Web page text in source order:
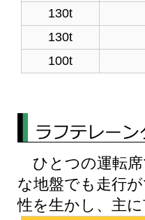
130t
130t
100t
ひとつの運転席
な地盤でも走行
性を生かし、主